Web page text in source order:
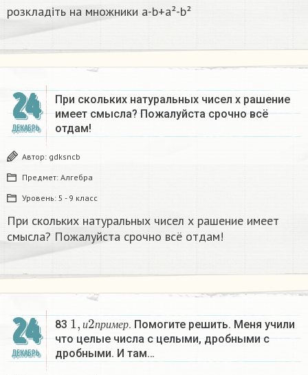
розкладіть на множники а-b+a²-b²​
24
ДЕКАБРЬ
При скольких натуральных чисел х рашение
имеет смысла? Пожалуйста срочно всё
отдам!
Автор: gdksncb
Предмет: Алгебра
Уровень: 5 - 9 класс
При скольких натуральных чисел х рашение имеет
смысла? Пожалуйста срочно всё отдам!
24
ДЕКАБРЬ
83 и п р име р
1,и2п ример
. Помогите решить. Меня учили
что целые числа с целыми, дробными с
дробными. И там…